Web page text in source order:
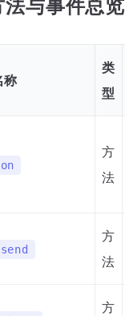
称
类
型
on
方
法
send
方
法
方